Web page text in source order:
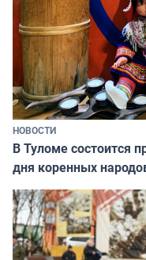
НОВОСТИ
В Туломе состоится
дня коренных